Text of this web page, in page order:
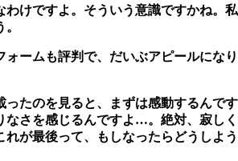
わけですよ。そういう意識ですかね。私
ームも評判で、だいぶアピールになり
たのを見ると、まずは感動するんです
なさを感じるんですよ…。絶対、寂しく
れが最後って、もしなったらどうしよう